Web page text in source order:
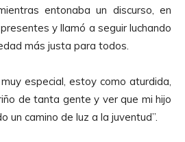
entonaba un discurso, en
y llamó a seguir luchando
más justa para todos.
especial, estoy como aturdida,
de tanta gente y ver que mi hijo
un camino de luz a la juventud”.